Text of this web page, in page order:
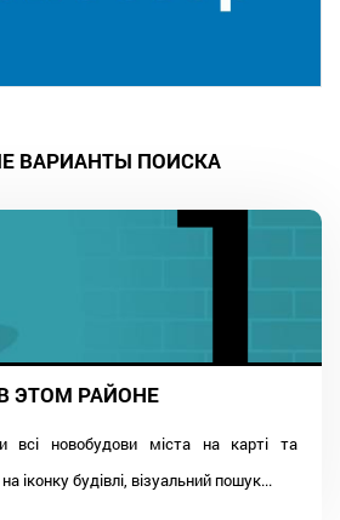
ВАРИАНТЫ ПОИСКА
ЭТОМ РАЙОНЕ
всі новобудови міста на карті та
іконку будівлі, візуальний пошук...